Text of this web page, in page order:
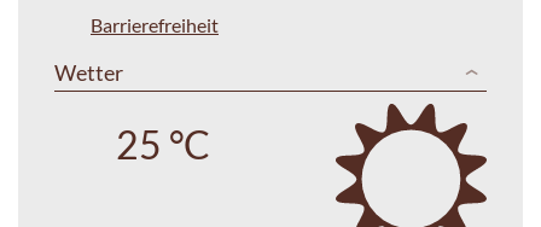
Barrierefreiheit
Wetter
25 °C